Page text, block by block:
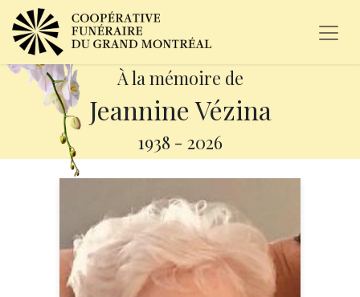
À la mémoire de
Jeannine Vézina
1938 - 2026